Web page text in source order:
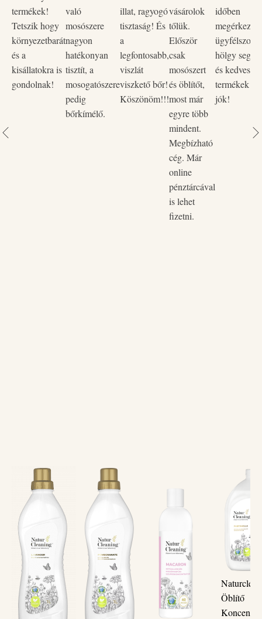
termékek!
Tetszik hogy
környezetbarát
és a
kisállatokra is
gondolnak!
való
mosószere
nagyon
hatékonyan
tisztít, a
mosogatószere
pedig
bőrkímélő.
illat, ragyogó
tisztaság! És
a
legfontosabb,
viszlát
viszkető bőr!
Köszönöm!!!
vásárolok
tőlük.
Először
csak
mosószert
és öblítőt,
most már
egyre több
mindent.
Megbízható
cég. Már
online
pénztárcával
is lehet
fizetni.
időben
hölgy
és kedves
termékek
jók!
Öblítő